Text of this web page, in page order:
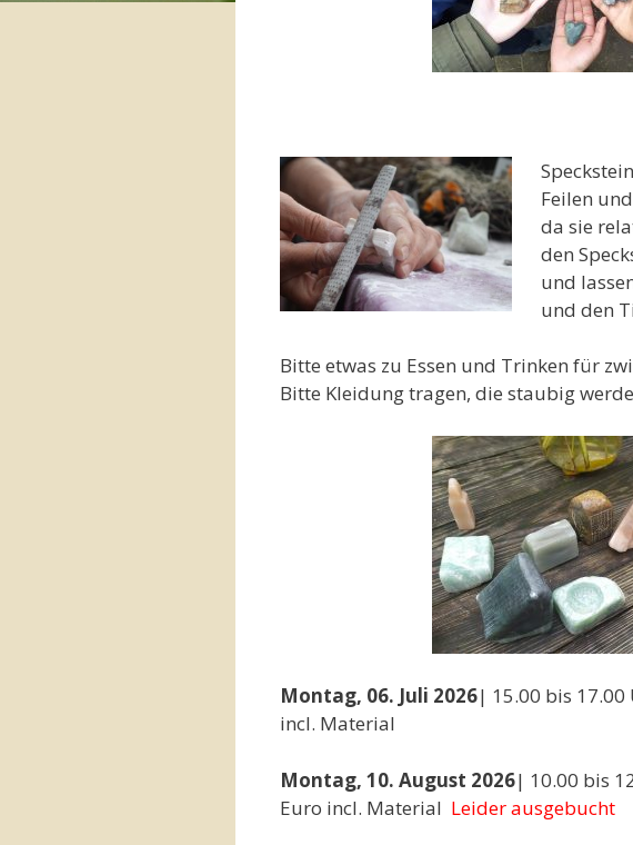
Feilen
da sie
den
und
und den
Bitte etwas zu Essen und Trinken für
Bitte Kleidung tragen, die staubig
Montag, 06. Juli 2026| 15.00 bis
incl. Material
Montag, 10. August 2026| 10.00 bis
Euro incl. Material Leider ausgebucht